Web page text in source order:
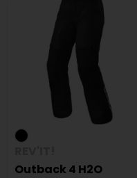
Outback 4 H2O